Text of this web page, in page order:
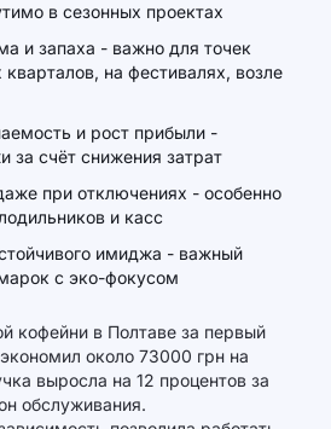
в сезонных проектах
и запаха - важно для точек
на фестивалях, возле
и рост прибыли -
за счёт снижения затрат
при отключениях - особенно
и касс
имиджа - важный
с эко-фокусом
кофейни в Полтаве за первый
около 73000 грн на
выросла на 12 процентов за
обслуживания.